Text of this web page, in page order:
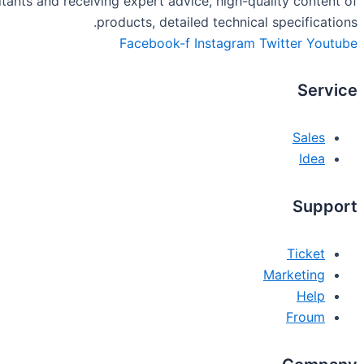
products, detailed technical specifications.
Facebook-f Instagram Twitter Youtube
Service
Sales
Idea
Support
Ticket
Marketing
Help
Froum